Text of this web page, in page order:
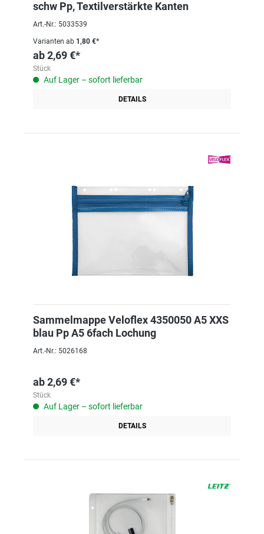
schw Pp, Textilverstärkte Kanten
Art.-Nr.: 5033539
Varianten ab 1,80 €*
ab2,69 €*
Stück
Auf Lager – sofort lieferbar
DETAILS
Sammelmappe Veloflex 4350050 A5 XXS
blau Pp A5 6fach Lochung
Art.-Nr.: 5026168
ab2,69 €*
Stück
Auf Lager – sofort lieferbar
DETAILS